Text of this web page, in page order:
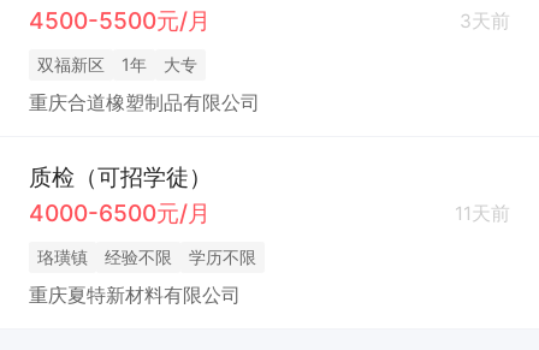
4500-5500元/月
3天前
双福新区 1年 大专
重庆合道橡塑制品有限公司
质检（可招学徒）
4000-6500元/月
11天前
珞璜镇 经验不限 学历不限
重庆夏特新材料有限公司